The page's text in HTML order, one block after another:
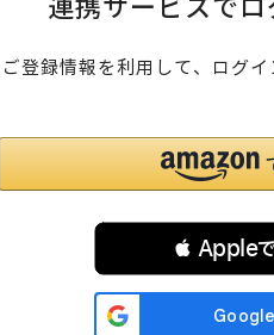
連携サービスで
登録情報を利用して、ログイ
 Appleで